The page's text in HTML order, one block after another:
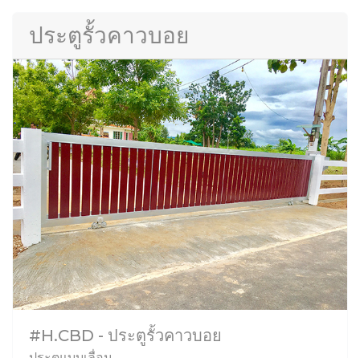
ประตูรั้วคาวบอย
#H.CBD - ประตูรั้วคาวบอย